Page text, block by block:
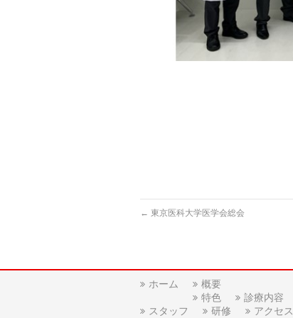
← 東京医科大学医学会総会
ホーム
概要
特色
診療内容
スタッフ
研修 アクセス